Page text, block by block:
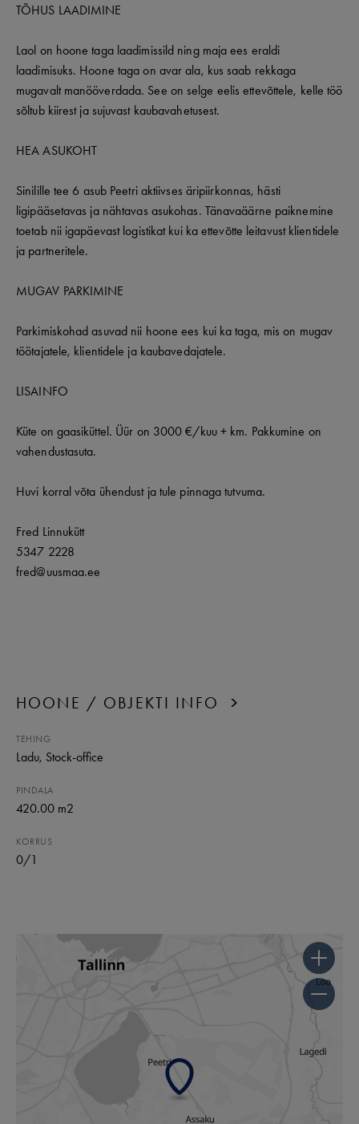
TÕHUS LAADIMINE
Laol on hoone taga laadimissild ning maja ees eraldi
laadimisuks. Hoone taga on avar ala, kus saab rekkaga
mugavalt manööverdada. See on selge eelis ettevõttele, kelle töö
sõltub kiirest ja sujuvast kaubavahetusest.
HEA ASUKOHT
Sinilille tee 6 asub Peetri aktiivses äripiirkonnas, hästi
ligipääsetavas ja nähtavas asukohas. Tänavaäärne paiknemine
toetab nii igapäevast logistikat kui ka ettevõtte leitavust klientidele
ja partneritele.
MUGAV PARKIMINE
Parkimiskohad asuvad nii hoone ees kui ka taga, mis on mugav
töötajatele, klientidele ja kaubavedajatele.
LISAINFO
Küte on gaasiküttel. Üür on 3000 €/kuu + km. Pakkumine on
vahendustasuta.
Huvi korral võta ühendust ja tule pinnaga tutvuma.
Fred Linnukütt
5347 2228
fred@uusmaa.ee
HOONE / OBJEKTI INFO
TEHING
Ladu, Stock-office
PINDALA
420.00 m2
KORRUS
0/1